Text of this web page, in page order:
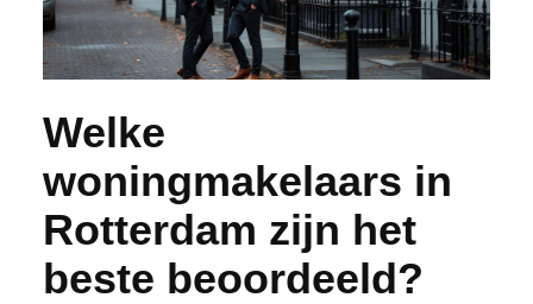
Welke
woningmakelaars in
Rotterdam zijn het
beste beoordeeld?